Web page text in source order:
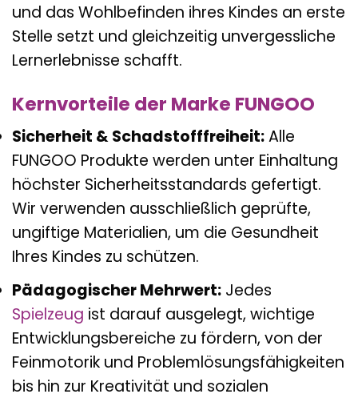
und das Wohlbefinden ihres Kindes an erste
Stelle setzt und gleichzeitig unvergessliche
Lernerlebnisse schafft.
Kernvorteile der Marke FUNGOO
Sicherheit & Schadstofffreiheit:Alle
FUNGOO Produkte werden unter Einhaltung
höchster Sicherheitsstandards gefertigt.
Wir verwenden ausschließlich geprüfte,
ungiftige Materialien, um die Gesundheit
Ihres Kindes zu schützen.
Pädagogischer Mehrwert: Jedes
Spielzeug ist darauf ausgelegt, wichtige
Entwicklungsbereiche zu fördern, von der
Feinmotorik und Problemlösungsfähigkeiten
bis hin zur Kreativität und sozialen